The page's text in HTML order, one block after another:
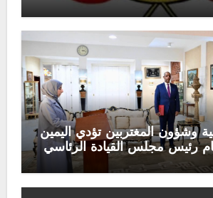
وشؤون المغتربين تؤدي اليمين
رئيس مجلس القيادة الرئاسي